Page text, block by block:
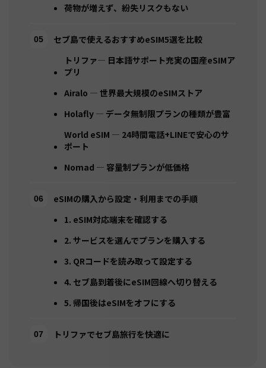
荷物が増えず、紛失リスクもない
セブ島で使えるおすすめeSIM5選を比較
トリファ— 日本語サポート充実の国産eSIMア
プリ
Airalo — 世界最大規模のeSIMストア
Holafly — データ無制限プランの種類が豊富
World eSIM — 24時間電話+LINEで安心のサ
ポート
Nomad — 容量制プランが低価格
eSIMの購入から設定・利用までの手順
1. eSIM対応端末を確認する
2. サービスを選んでプランを購入する
3. QRコードを読み取って設定する
4. セブ島到着後にeSIM回線へ切り替える
5. 帰国後はeSIMをオフにする
トリファでセブ島旅行を快適に